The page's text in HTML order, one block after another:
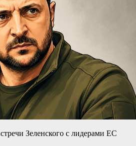
Зеленского с лидерами ЕС